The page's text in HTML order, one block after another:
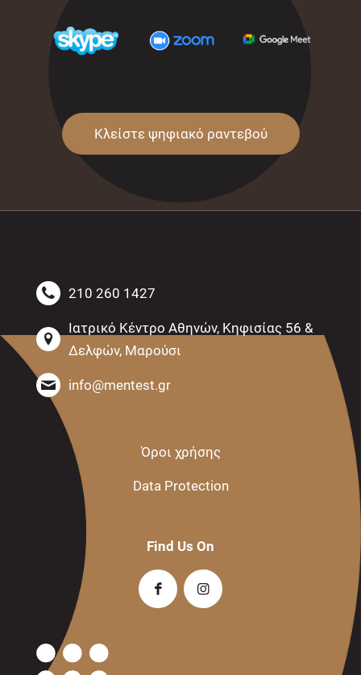
Κλείστε ψηφιακό ραντεβού
210 260 1427
Ιατρικό Κέντρο Αθηνών, Κηφισίας 56 &
Δελφών, Μαρούσι
info@mentest.gr
Όροι χρήσης
Data Protection
Find Us On